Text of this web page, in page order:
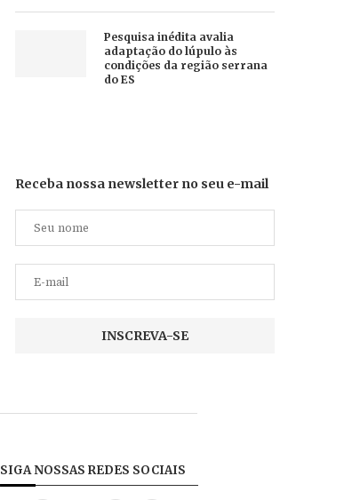
Pesquisa inédita avalia
adaptação do lúpulo às
condições da região serrana
do ES
Receba nossa newsletter no seu e-mail
SIGA NOSSAS REDES SOCIAIS